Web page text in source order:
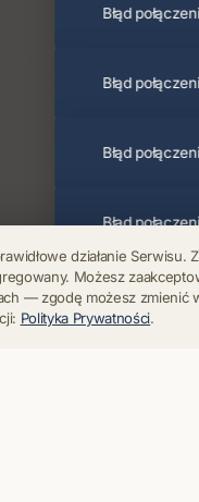
działanie Serwisu.
Możesz
— zgodę możesz zmienić
Polityka Prywatności.
Błąd
Błąd
Błąd
Błąd
Błąd